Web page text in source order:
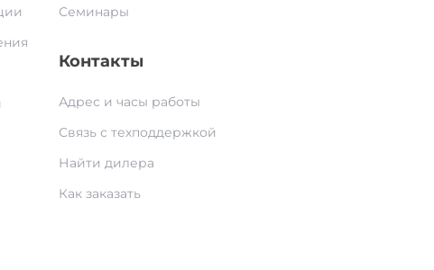
Семинары
Контакты
Адрес и часы работы
Связь с техподдержкой
Найти дилера
Как заказать